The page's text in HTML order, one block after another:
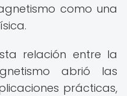
como una
relación entre la
abrió las
prácticas,